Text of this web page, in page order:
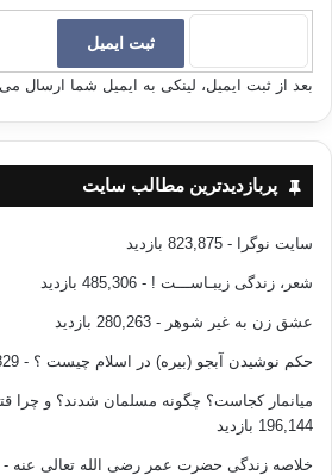
بعد از ثبت ایمیل، لینکی به ایمیل شما ارسال می
پربازدیدترین مطالب سایت
سایت نوگرا - 823,875 بازدید
شعر، زندگی زیبـاســـت ! - 485,306 بازدید
عشق زن به غیر شوهر - 280,263 بازدید
حکم نوشیدن آبجو (بیره) در اسلام چیست ؟ - 271,329 بازدید
میانمار کجاست؟ چگونه مسلمان شدند؟ و چرا
196,144 بازدید
خلاصه زندگی حضرت عمر رضی الله تعالی عنه - 185,476 بازدید